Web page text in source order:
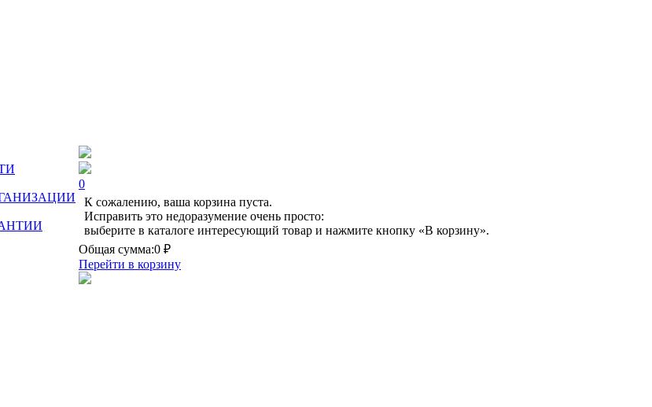
0
К сожалению, ваша корзина пуста.
Исправить это недоразумение очень просто:
выберите в каталоге интересующий товар и нажмите кнопку «В корзину».
Общая сумма:0 ₽
Перейти в корзину